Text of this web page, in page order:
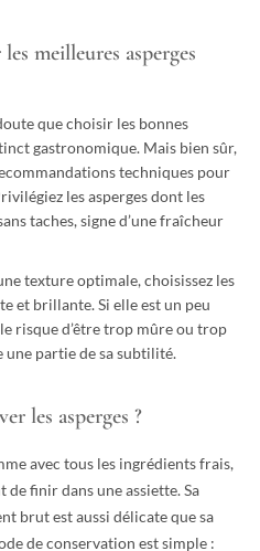
meilleures asperges
que choisir les bonnes
gastronomique. Mais bien sûr,
techniques pour
les asperges dont les
taches, signe d’une fraîcheur
texture optimale, choisissez les
et brillante. Si elle est un peu
risque d’être trop mûre ou trop
une partie de sa subtilité.
les asperges ?
avec tous les ingrédients frais,
de finir dans une assiette. Sa
brut est aussi délicate que sa
de conservation est simple :